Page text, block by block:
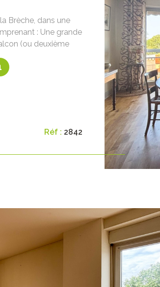
Brèche, dans une
: Une grande
(ou deuxième
débarras, une
et des
en sous-sol
L'appartement est
vert commun est
Prix net
Réf : 2842